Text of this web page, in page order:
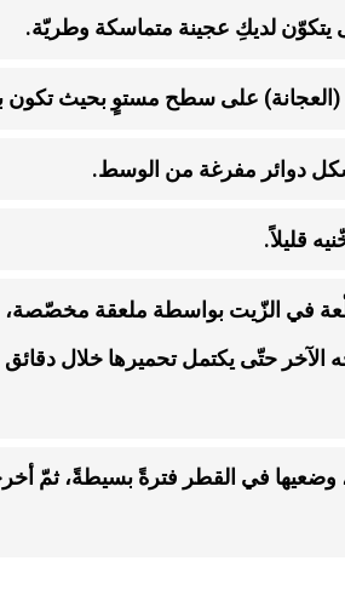
يتكوّن لديكِ عجينة متماسكة وطريّة.
على سطح مستوٍ بحيث تكون بسمك 1 سم
دوائر مفرغة من الوسط.
قليلاً.
في الزّيت بواسطة ملعقة مخصّصة،
الآخر حتّى يكتمل تحميرها خلال
في القطر فترةً بسيطةً، ثمّ